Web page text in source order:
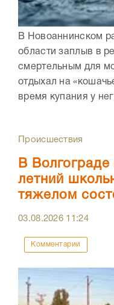
В Новоаннинском
области заплыв в
смертельным для
отдыхал на
время купания у
Происшествия
В
летний
тяжелом
03.08.2026 11:24
Комментарии